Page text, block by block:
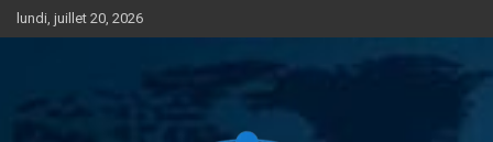
Aller
au
lundi, juillet 20, 2026